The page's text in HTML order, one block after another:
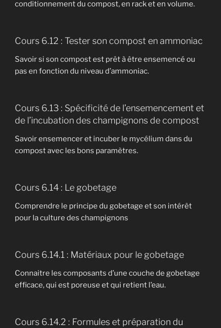
conditionnement du compost, en rack et en volume.
Cours 6.12 : Tester son compost en ammoniac
Savoir si son compost est prêt à être ensemencé ou
pas en fonction du niveau d’ammoniac.
Cours 6.13 : Spécificité de l’ensemencement et
de l’incubation des champignons de compost
Savoir ensemencer et incuber le mycélium dans du
compost avec les bons paramètres.
Cours 6.14 : Le gobetage
Comprendre le principe du gobetage et son intérêt
pour la culture des champignons
Cours 6.14.1 : Matériaux pour le gobetage
Connaitre les composants d’une couche de gobetage
efficace, qui est poreuse et qui retient l’eau.
Cours 6.14.2 : Formules et préparation du